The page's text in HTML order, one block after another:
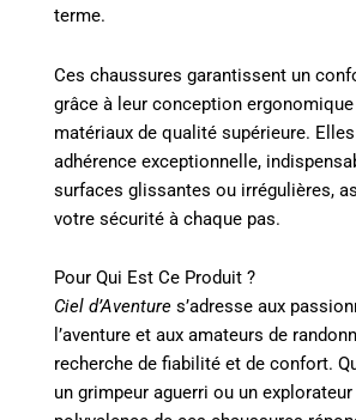
terme.
Ces chaussures garantissent un
grâce à leur conception
matériaux de qualité supérieure.
adhérence exceptionnelle,
surfaces glissantes ou irrégulières,
votre sécurité à chaque pas.
Pour Qui Est Ce Produit ?
Ciel d’Aventure s’adresse aux
l’aventure et aux amateurs de
recherche de fiabilité et de confort.
un grimpeur aguerri ou un